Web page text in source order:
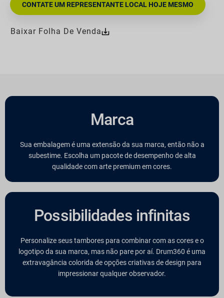
CONTATE UM REPRESENTANTE LOCAL HOJE MESMO
Baixar Folha De Venda
Marca
Sua embalagem é uma extensão da sua marca, então não a
subestime. Escolha um pacote de desempenho de alta
qualidade com arte premium em cores.
Possibilidades infinitas
Personalize seus tambores para combinar com as cores e o
logotipo da sua marca, mas não pare por aí. Drum360 é uma
extravagância colorida de opções criativas de design para
impressionar qualquer observador.